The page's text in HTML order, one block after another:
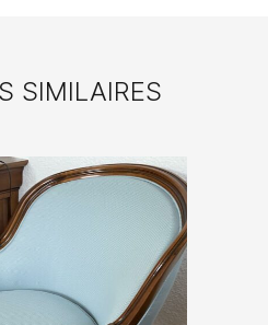
SIMILAIRES